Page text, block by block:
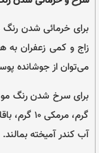
خرمائی و
Pietraو
مو